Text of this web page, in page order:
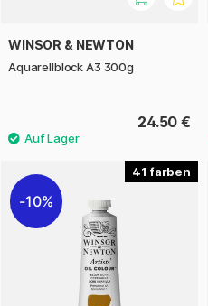
WINSOR & NEWTON
Aquarellblock A3 300g
24.50 €
41
10%